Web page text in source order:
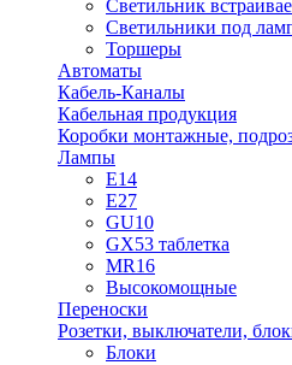
Светильник
Светильники под
Торшеры
Автоматы
Кабель-Каналы
Кабельная продукция
Коробки монтажные,
Лампы
E14
E27
GU10
GX53 таблетка
MR16
Высокомощные
Переноски
Розетки, выключатели,
Блоки